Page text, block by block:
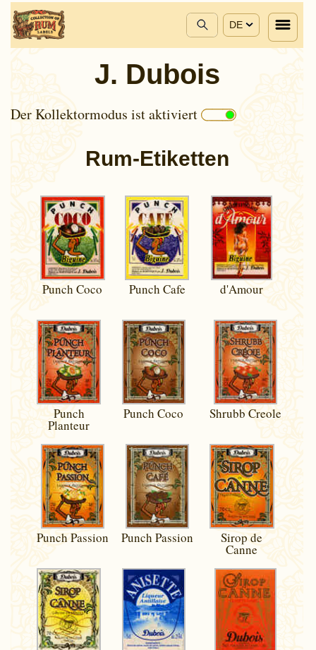
DE
J. Dubois
Der Kollektormodus ist aktiviert
Rum-Etiketten
Punch Coco Punch Cafe d'Amour
Punch
Planteur
Punch Coco Shrubb Creole
Punch Passion Punch Passion Sirop de
Canne